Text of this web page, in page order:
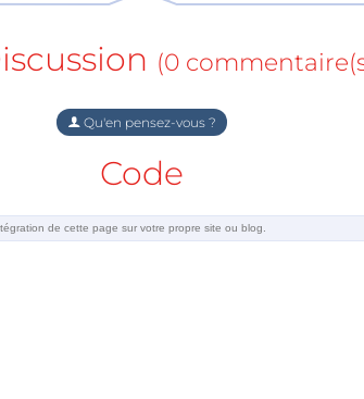
(0
Qu'en pensez-vous ?
Code